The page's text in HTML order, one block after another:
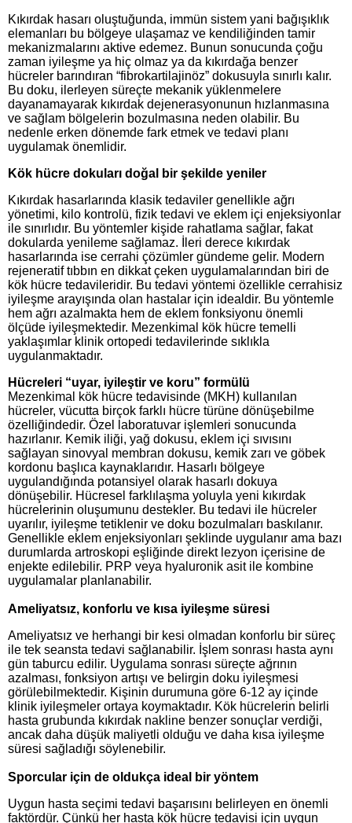
Kıkırdak hasarı oluştuğunda, immün sistem yani bağışıklık
elemanları bu bölgeye ulaşamaz ve kendiliğinden tamir
mekanizmalarını aktive edemez. Bunun sonucunda çoğu
zaman iyileşme ya hiç olmaz ya da kıkırdağa benzer
hücreler barındıran “fibrokartilajinöz” dokusuyla sınırlı kalır.
Bu doku, ilerleyen süreçte mekanik yüklenmelere
dayanamayarak kıkırdak dejenerasyonunun hızlanmasına
ve sağlam bölgelerin bozulmasına neden olabilir. Bu
nedenle erken dönemde fark etmek ve tedavi planı
uygulamak önemlidir.
Kök hücre dokuları doğal bir şekilde yeniler
Kıkırdak hasarlarında klasik tedaviler genellikle ağrı
yönetimi, kilo kontrolü, fizik tedavi ve eklem içi enjeksiyonlar
ile sınırlıdır. Bu yöntemler kişide rahatlama sağlar, fakat
dokularda yenileme sağlamaz. İleri derece kıkırdak
hasarlarında ise cerrahi çözümler gündeme gelir. Modern
rejeneratif tıbbın en dikkat çeken uygulamalarından biri de
kök hücre tedavileridir. Bu tedavi yöntemi özellikle cerrahisiz
iyileşme arayışında olan hastalar için idealdir. Bu yöntemle
hem ağrı azalmakta hem de eklem fonksiyonu önemli
ölçüde iyileşmektedir. Mezenkimal kök hücre temelli
yaklaşımlar klinik ortopedi tedavilerinde sıklıkla
uygulanmaktadır.
Hücreleri “uyar, iyileştir ve koru” formülü
Mezenkimal kök hücre tedavisinde (MKH) kullanılan
hücreler, vücutta birçok farklı hücre türüne dönüşebilme
özelliğindedir. Özel laboratuvar işlemleri sonucunda
hazırlanır. Kemik iliği, yağ dokusu, eklem içi sıvısını
sağlayan sinovyal membran dokusu, kemik zarı ve göbek
kordonu başlıca kaynaklarıdır. Hasarlı bölgeye
uygulandığında potansiyel olarak hasarlı dokuya
dönüşebilir. Hücresel farklılaşma yoluyla yeni kıkırdak
hücrelerinin oluşumunu destekler. Bu tedavi ile hücreler
uyarılır, iyileşme tetiklenir ve doku bozulmaları baskılanır.
Genellikle eklem enjeksiyonları şeklinde uygulanır ama bazı
durumlarda artroskopi eşliğinde direkt lezyon içerisine de
enjekte edilebilir. PRP veya hyaluronik asit ile kombine
uygulamalar planlanabilir.
Ameliyatsız, konforlu ve kısa iyileşme süresi
Ameliyatsız ve herhangi bir kesi olmadan konforlu bir süreç
ile tek seansta tedavi sağlanabilir. İşlem sonrası hasta aynı
gün taburcu edilir. Uygulama sonrası süreçte ağrının
azalması, fonksiyon artışı ve belirgin doku iyileşmesi
görülebilmektedir. Kişinin durumuna göre 6-12 ay içinde
klinik iyileşmeler ortaya koymaktadır. Kök hücrelerin belirli
hasta grubunda kıkırdak nakline benzer sonuçlar verdiği,
ancak daha düşük maliyetli olduğu ve daha kısa iyileşme
süresi sağladığı söylenebilir.
Sporcular için de oldukça ideal bir yöntem
Uygun hasta seçimi tedavi başarısını belirleyen en önemli
faktördür. Çünkü her hasta kök hücre tedavisi için uygun